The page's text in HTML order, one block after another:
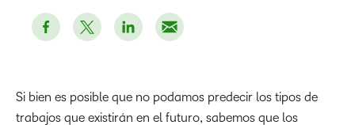
Si bien es posible que no podamos predecir los tipos de
trabajos que existirán en el futuro, sabemos que los